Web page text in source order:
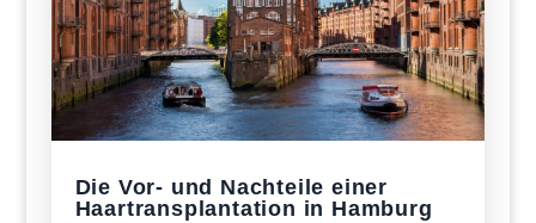
Die Vor- und Nachteile einer
Haartransplantation in Hamburg